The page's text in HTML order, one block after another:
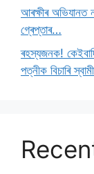
আৰক্ষীৰ অভিযানত
গ্ৰেপ্তাৰ…
ৰহস্যজনক!
পত্নীক বিচাৰি